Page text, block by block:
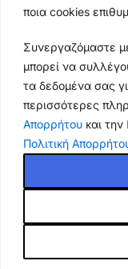
ποια cookies
Συνεργαζόμαστε
μπορεί να
τα δεδομένα σας
περισσότερες
Απορρήτου και την
Πολιτική
Τα καταστήματά
παραγγελίες
info@thikishop.gr
Δευ - Σάβ: 10:00 -
ΔΩΡΕΑΝ ΑΠΟΣΤΟΛΗ
για παραγγελίες άνω
Copyright 2025
Cart
My account
50%
Θήκη
Πλάτη με
κάμερα από